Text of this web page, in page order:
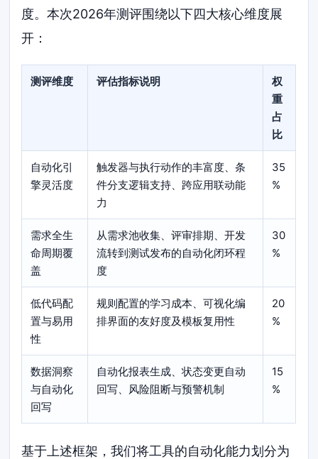
度。本次2026年测评围绕以下四大核心维度展
开：
测评维度 评估指标说明
权
重
占
比
自动化引
擎灵活度
触发器与执行动作的丰富度、条
件分支逻辑支持、跨应用联动能
力
35
%
需求全生
命周期覆
盖
从需求池收集、评审排期、开发
流转到测试发布的自动化闭环程
度
30
%
低代码配
置与易用
性
规则配置的学习成本、可视化编
排界面的友好度及模板复用性
20
%
数据洞察
与自动化
回写
自动化报表生成、状态变更自动
回写、风险阻断与预警机制
15
%
基于上述框架，我们将工具的自动化能力划分为